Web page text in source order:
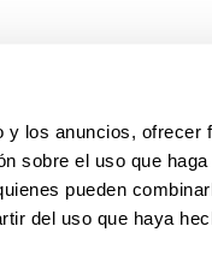
los anuncios, ofrecer
sobre el uso que
pueden
del uso que haya